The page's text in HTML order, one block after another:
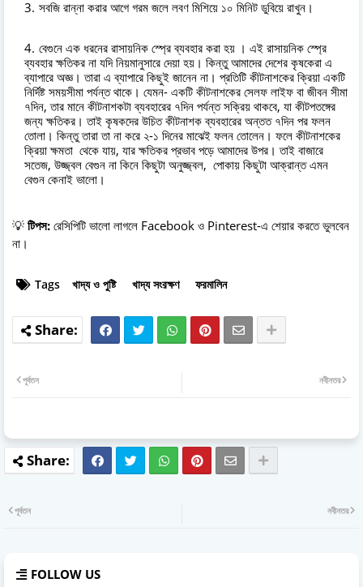
সবজি রান্না করার আগে গরম জলে লবণ মিশিয়ে ১০ মিনিট ডুবিয়ে রাখুন।
বেগুনে এক ধরনের রাসায়নিক স্প্রে ব্যবহার করা হয় । এই রাসায়নিক স্প্রে
ব্যবহার ক্ষতিকর না যদি নিয়মানুসারে দেয়া হয়। কিন্তু আমাদের দেশের কৃষকেরা এ
ব্যাপারে অজ্ঞ। তারা এ ব্যাপারে কিছুই জানেন না। প্রতিটি কীটনাশকের ক্রিয়া একটি
নির্দিষ্ট সময়সীমা পর্যন্ত থাকে। যেমন- একটি কীটনাশকের সেলফ লাইফ বা জীবন সীমা
৭দিন, তার মানে কীটনাশকটা ব্যবহারের ৭দিন পর্যন্ত সক্রিয় থাকবে, যা কীটপতঙ্গের
জন্য ক্ষতিকর। তাই কৃষকদের উচিত কীটনাশক ব্যবহারের অন্তত ৭দিন পর ফলন
তোলা। কিন্তু তারা তা না করে ২-১ দিনের মাঝেই ফলন তোলেন। ফলে কীটনাশকের
ক্রিয়া ক্ষমতা থেকে যায়, যার ক্ষতিকর প্রভাব পড়ে আমাদের উপর। তাই বাজারে
সতেজ, উজ্জ্বল বেগুন না কিনে কিছুটা অনুজ্জ্বল, পোকায় কিছুটা আক্রান্ত এমন
বেগুন কেনাই ভালো।
💡 টিপস: রেসিপিটি ভালো লাগলে Facebook ও Pinterest-এ শেয়ার করতে ভুলবেন
না।
Tags খাদ্য ও পুষ্টি খাদ্য সংরক্ষণ ফরমালিন
নবীনতর
পূর্বতন
নবীনতর
পূর্বতন
FOLLOW US